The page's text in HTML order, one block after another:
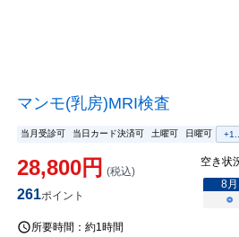
マンモ(乳房)MRI検査
当月受診可 当日カード決済可 土曜可 日曜可 +1
28,800円 (税込)
261ポイント
空き状
8月
○
所要時間： 約1時間